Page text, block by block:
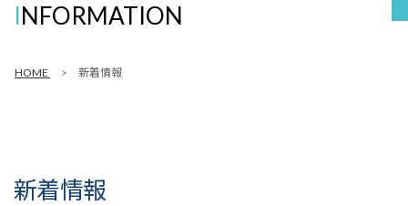
INFORMATION
HOME 新着情報
新着情報